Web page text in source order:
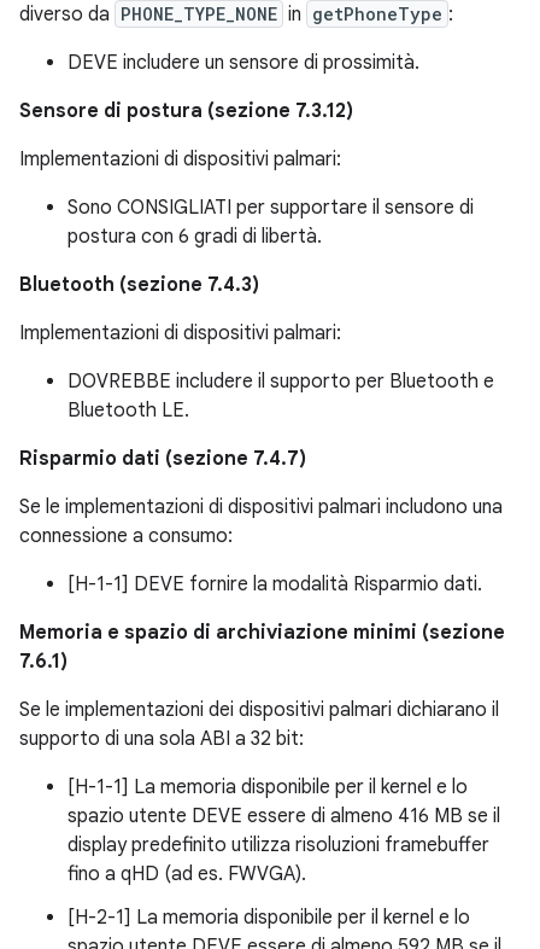
diverso da PHONE_TYPE_NONE in getPhoneType :
DEVE includere un sensore di prossimità.
Sensore di postura (sezione 7.3.12)
Implementazioni di dispositivi palmari:
Sono CONSIGLIATI per supportare il sensore di
postura con 6 gradi di libertà.
Bluetooth (sezione 7.4.3)
Implementazioni di dispositivi palmari:
DOVREBBE includere il supporto per Bluetooth e
Bluetooth LE.
Risparmio dati (sezione 7.4.7)
Se le implementazioni di dispositivi palmari includono una
connessione a consumo:
[H-1-1] DEVE fornire la modalità Risparmio dati.
Memoria e spazio di archiviazione minimi (sezione
7.6.1)
Se le implementazioni dei dispositivi palmari dichiarano il
supporto di una sola ABI a 32 bit:
[H-1-1] La memoria disponibile per il kernel e lo
spazio utente DEVE essere di almeno 416 MB se il
display predefinito utilizza risoluzioni framebuffer
fino a qHD (ad es. FWVGA).
[H-2-1] La memoria disponibile per il kernel e lo